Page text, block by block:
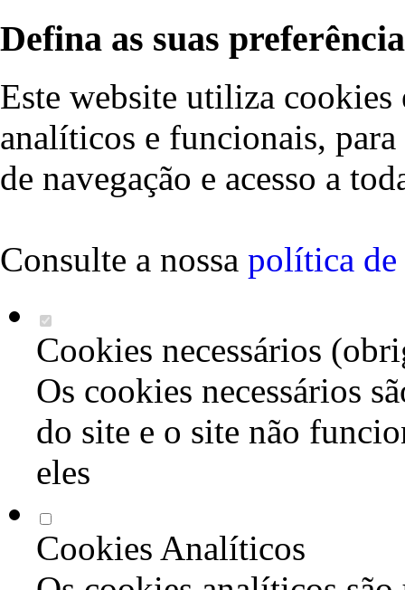
Defina as suas
Este website utiliza cookies
analíticos e funcionais,
de navegação e acesso a
Consulte a nossa política de
Cookies necessários
Os cookies necessários
do site e o site não
eles
Cookies Analíticos